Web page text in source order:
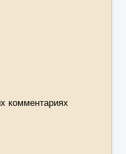
комментариях